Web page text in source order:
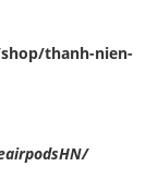
thanh-nien-